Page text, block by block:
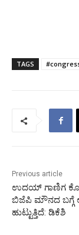
TAGS
Previous article
ಉದಯ್ ಗಾಣಿಗ
ಬಿಜೆಪಿ ಮೌನದ ಬಗ್ಗೆ
ಹುಟ್ಟುತ್ತಿದೆ: ಡಿಕೆಶಿ